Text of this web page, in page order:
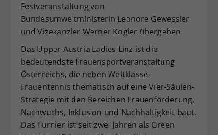
Festveranstaltung von
Bundesumweltministerin Leonore Gewessler
und Vizekanzler Werner Kogler übergeben.
Das Upper Austria Ladies Linz ist die
bedeutendste Frauensportveranstaltung
Österreichs, die neben Weltklasse-
Frauentennis thematisch auf eine Vier-Säulen-
Strategie mit den Bereichen Frauenförderung,
Nachwuchs, Inklusion und Nachhaltigkeit baut.
Das Turnier ist seit zwei Jahren als Green